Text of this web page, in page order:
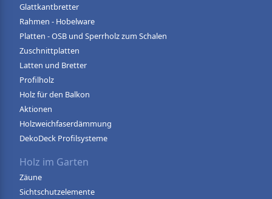
Glattkantbretter
Rahmen - Hobelware
Platten - OSB und Sperrholz zum Schalen
Zuschnittplatten
Latten und Bretter
Profilholz
Holz für den Balkon
Aktionen
Holzweichfaserdämmung
DekoDeck Profilsysteme
Holz im Garten
Zäune
Sichtschutzelemente